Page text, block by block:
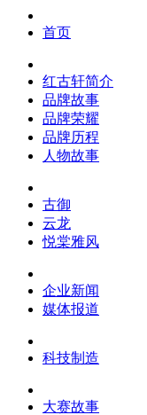
首页
红古轩简介
品牌故事
品牌荣耀
品牌历程
人物故事
古御
云龙
悦棠雅风
企业新闻
媒体报道
科技制造
大赛故事